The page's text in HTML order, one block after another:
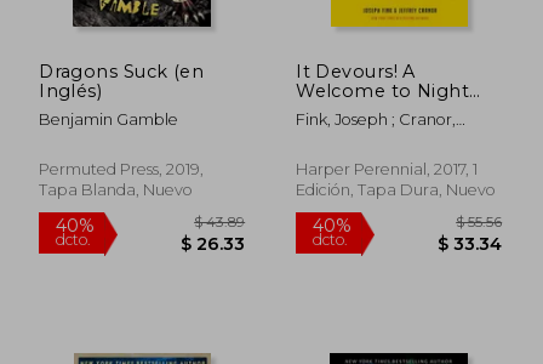
Dragons Suck (en
Inglés)
Benjamin Gamble
Permuted Press, 2019,
Tapa Blanda, Nuevo
It Devours! A
Welcome to Night
Vale Novel (en Inglés)
Fink, Joseph ; Cranor,
Harper Perennial, 2017, 1
Edición, Tapa Dura, Nuevo